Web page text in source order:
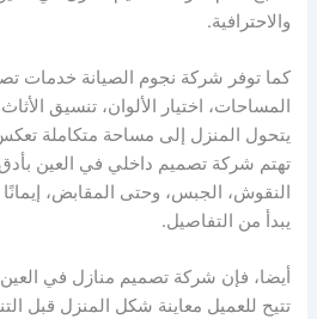
والاحترافية.
كما توفر شركة نجوم الصيانة خدمات
المساحات، اختيار الألوان، تنسيق
يتحول المنزل إلى مساحة متكاملة
تهتم شركة تصميم داخلي في العين
النقوش، الجبس، وحتى المقابض، إيمانًا
يبدأ من التفاصيل.
أيضا، فإن شركة تصميم منازل في العين
تتيح للعميل معاينة شكل المنزل قبل